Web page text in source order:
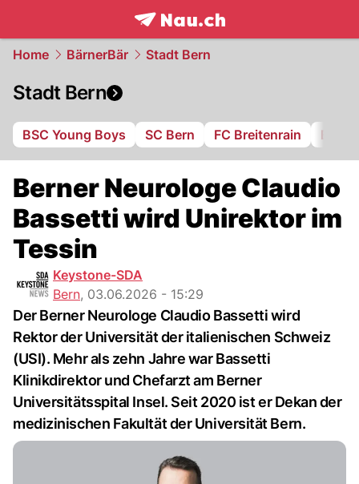
frontpage.NAU.ch
Home BärnerBär Stadt Bern
Stadt Bern
BSC Young Boys SC Bern FC Breitenrain BSV
Berner Neurologe Claudio
Bassetti wird Unirektor im
Tessin
Keystone-SDA
Bern, 03.06.2026 - 15:29
Der Berner Neurologe Claudio Bassetti wird
Rektor der Universität der italienischen Schweiz
(USI). Mehr als zehn Jahre war Bassetti
Klinikdirektor und Chefarzt am Berner
Universitätsspital Insel. Seit 2020 ist er Dekan der
medizinischen Fakultät der Universität Bern.